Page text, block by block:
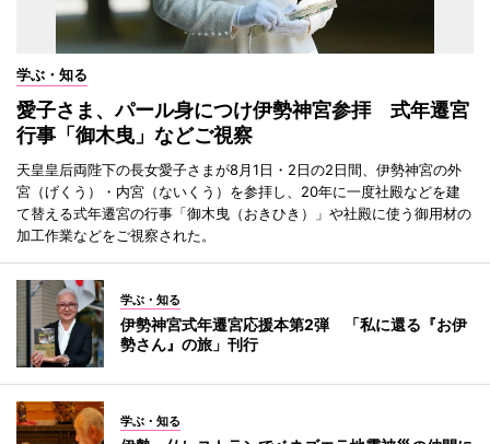
学ぶ・知る
愛子さま、パール身につけ伊勢神宮参拝 式年遷宮
行事「御木曳」などご視察
天皇皇后両陛下の長女愛子さまが8月1日・2日の2日間、伊勢神宮の外
宮（げくう）・内宮（ないくう）を参拝し、20年に一度社殿などを建
て替える式年遷宮の行事「御木曳（おきひき）」や社殿に使う御用材の
加工作業などをご視察された。
学ぶ・知る
伊勢神宮式年遷宮応援本第2弾 「私に還る『お伊
勢さん』の旅」刊行
学ぶ・知る